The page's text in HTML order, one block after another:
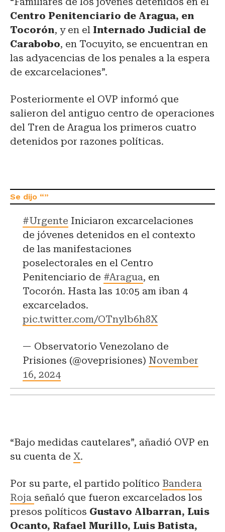
Centro Penitenciario de Aragua, en
Tocorón, y en el Internado Judicial de
Carabobo, en Tocuyito, se encuentran en
las adyacencias de los penales a la espera
de excarcelaciones”.
Posteriormente el OVP informó que
salieron del antiguo centro de operaciones
del Tren de Aragua los primeros cuatro
detenidos por razones políticas.
#Urgente Iniciaron excarcelaciones
de jóvenes detenidos en el contexto
de las manifestaciones
poselectorales en el Centro
Penitenciario de #Aragua, en
Tocorón. Hasta las 10:05 am iban 4
excarcelados.
pic.twitter.com/OTnylb6h8X
— Observatorio Venezolano de
Prisiones (@oveprisiones) November
16, 2024
“Bajo medidas cautelares”, añadió OVP en
su cuenta de X.
Por su parte, el partido político Bandera
Roja señaló que fueron excarcelados los
presos políticos Gustavo Albarran, Luis
Ocanto, Rafael Murillo, Luis Batista,